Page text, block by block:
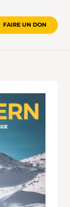
FAIRE UN DON